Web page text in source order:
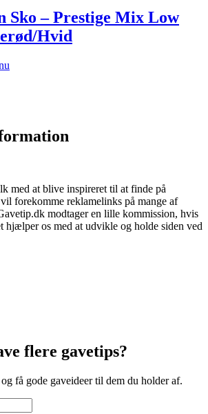
Sko – Prestige Mix Low
Hvid
med at blive inspireret til at finde på
forekomme reklamelinks på mange af
modtager en lille kommission, hvis
hjælper os med at udvikle og holde siden ved
flere gavetips?
få gode gaveideer til dem du holder af.